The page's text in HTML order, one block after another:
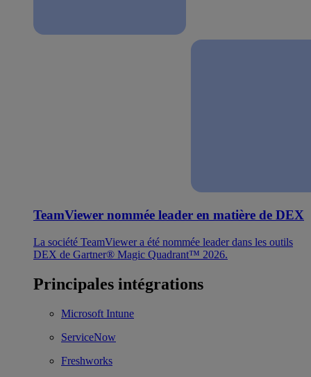
TeamViewer nommée leader en matière de DEX
La société TeamViewer a été nommée leader dans les outils
DEX de Gartner® Magic Quadrant™ 2026.
Principales intégrations
Microsoft Intune
ServiceNow
Freshworks